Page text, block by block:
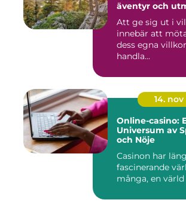
äventyr och
Att ge sig ut i
innebär att
dess egna
handla...
14. nov
Online-casino:
Universum av
och Nöje
Casinon har
fascinerande
många, en